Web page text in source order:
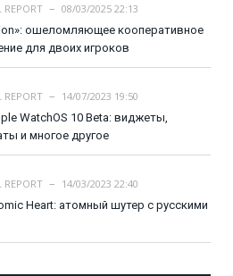
REPORT
08/03/2025 22:13
ошеломляющее кооперативное
для двоих игроков
REPORT
14/07/2023 19:50
WatchOS 10 Beta: виджеты,
и многое другое
REPORT
14/03/2023 22:40
Heart: атомный шутер с русскими